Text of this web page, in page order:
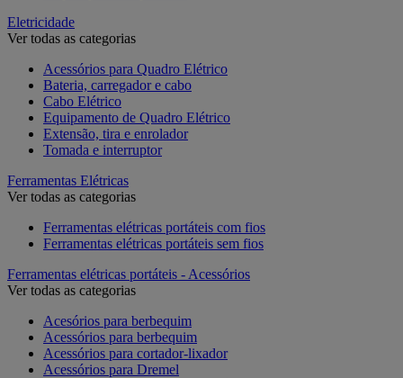
Eletricidade
Ver todas as categorias
Acessórios para Quadro Elétrico
Bateria, carregador e cabo
Cabo Elétrico
Equipamento de Quadro Elétrico
Extensão, tira e enrolador
Tomada e interruptor
Ferramentas Elétricas
Ver todas as categorias
Ferramentas elétricas portáteis com fios
Ferramentas elétricas portáteis sem fios
Ferramentas elétricas portáteis - Acessórios
Ver todas as categorias
Acesórios para berbequim
Acessórios para berbequim
Acessórios para cortador-lixador
Acessórios para Dremel